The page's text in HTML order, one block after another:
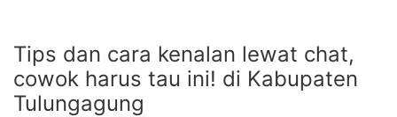
Tips dan cara kenalan lewat chat,
cowok harus tau ini! di Kabupaten
Tulungagung